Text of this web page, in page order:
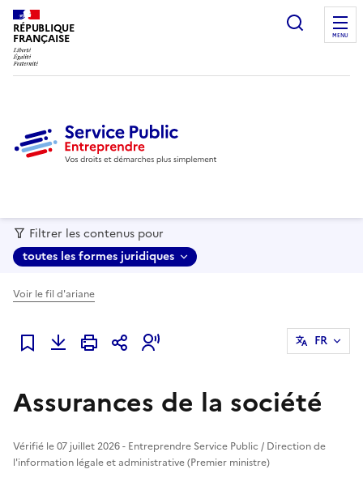
RÉPUBLIQUE
FRANÇAISE MENU
Filtrer les contenus pour
toutes les formes juridiques
Voir le fil d'ariane
Ajouter à mes favoris
FR
Assurances de la société
Vérifié le 07 juillet 2026 - Entreprendre Service Public / Direction de
l'information légale et administrative (Premier ministre)